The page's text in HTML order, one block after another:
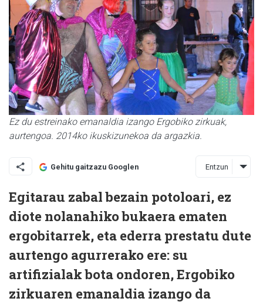
Ez du estreinako emanaldia izango Ergobiko zirkuak,
aurtengoa. 2014ko ikuskizunekoa da argazkia.
Gehitu gaitzazu Googlen Entzun
Egitarau zabal bezain potoloari, ez
diote nolanahiko bukaera ematen
ergobitarrek, eta ederra prestatu dute
aurtengo agurrerako ere: su
artifizialak bota ondoren, Ergobiko
zirkuaren emanaldia izango da